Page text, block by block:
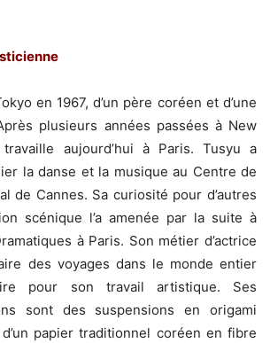
en 1967, d’un père coréen et d’une
plusieurs années passées à New
aujourd’hui à Paris. Tusyu a
la danse et la musique au Centre de
de Cannes. Sa curiosité pour d’autres
scénique l’a amenée par la suite à
à Paris. Son métier d’actrice
des voyages dans le monde entier
pour son travail artistique. Ses
sont des suspensions en origami
papier traditionnel coréen en fibre